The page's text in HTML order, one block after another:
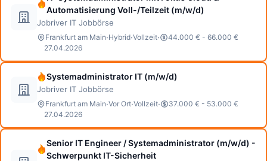
Automatisierung Voll-/Teilzeit (m/w/d)
Jobriver IT Jobbörse
Frankfurt am Main·Hybrid·Vollzeit·
44.000 € - 66.000 €
27.04.2026
Systemadministrator IT (m/w/d)
Jobriver IT Jobbörse
Frankfurt am Main·Vor Ort·Vollzeit·
37.000 € - 53.000 €
27.04.2026
Senior IT Engineer / Systemadministrator (m/w/d) -
Schwerpunkt IT-Sicherheit